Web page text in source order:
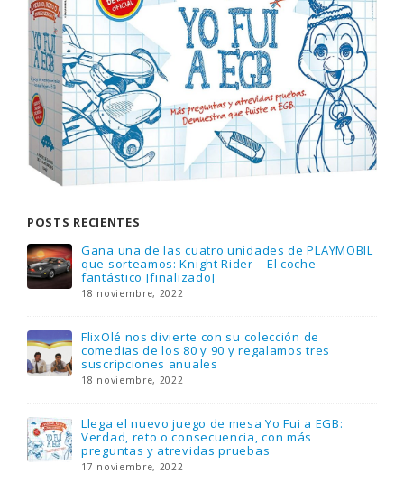
POSTS RECIENTES
Gana una de las cuatro unidades de PLAYMOBIL
que sorteamos: Knight Rider – El coche
fantástico [finalizado]
18 noviembre, 2022
FlixOlé nos divierte con su colección de
comedias de los 80 y 90 y regalamos tres
suscripciones anuales
18 noviembre, 2022
Llega el nuevo juego de mesa Yo Fui a EGB:
Verdad, reto o consecuencia, con más
preguntas y atrevidas pruebas
17 noviembre, 2022